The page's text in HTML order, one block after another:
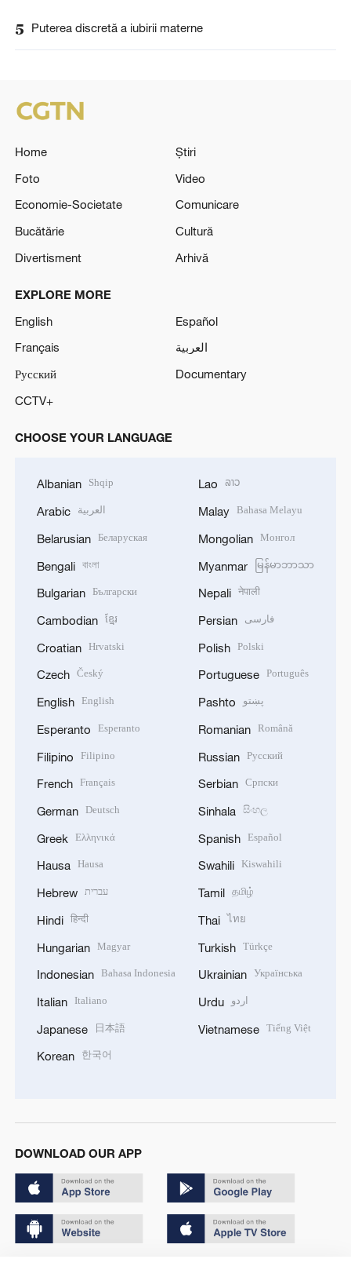
5 Puterea discretă a iubirii materne
Home
Știri
Foto
Video
Economie-Societate
Comunicare
Bucătărie
Cultură
Divertisment
Arhivă
EXPLORE MORE
English
Español
Français
العربية
Русский
Documentary
CCTV+
CHOOSE YOUR LANGUAGE
Albanian Shqip
Arabic العربية
Belarusian Беларуская
Bengali বাংলা
Bulgarian Български
Cambodian ខ្មែរ
Croatian Hrvatski
Czech Český
English English
Esperanto Esperanto
Filipino Filipino
French Français
German Deutsch
Greek Ελληνικά
Hausa Hausa
Hebrew עברית
Hindi हिन्दी
Hungarian Magyar
Indonesian Bahasa Indonesia
Italian Italiano
Japanese 日本語
Korean 한국어
Lao ລາວ
Malay Bahasa Melayu
Mongolian Монгол
Myanmar မြန်မာဘာသာ
Nepali नेपाली
Persian فارسی
Polish Polski
Portuguese Português
Pashto پښتو
Romanian Română
Russian Русский
Serbian Српски
Sinhala සිංහල
Spanish Español
Swahili Kiswahili
Tamil தமிழ்
Thai ไทย
Turkish Türkçe
Ukrainian Українська
Urdu اردو
Vietnamese Tiếng Việt
DOWNLOAD OUR APP